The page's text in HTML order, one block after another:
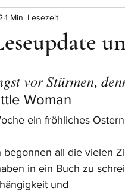
1 Min. Lesezeit
𝑣𝑜𝑟 𝑆𝑡𝑢̈𝑟𝑚𝑒𝑛,
Woman
ein fröhliches
all die vielen
in ein Buch zu